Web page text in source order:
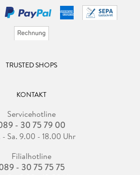
TRUSTED SHOPS
KONTAKT
Servicehotline
- 30 75 79 00
- Sa. 9.00 - 18.00 Uhr
Filialhotline
- 30 75 75 75